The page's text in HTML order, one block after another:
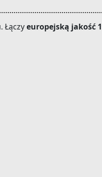
Łączyeuropejską jakość